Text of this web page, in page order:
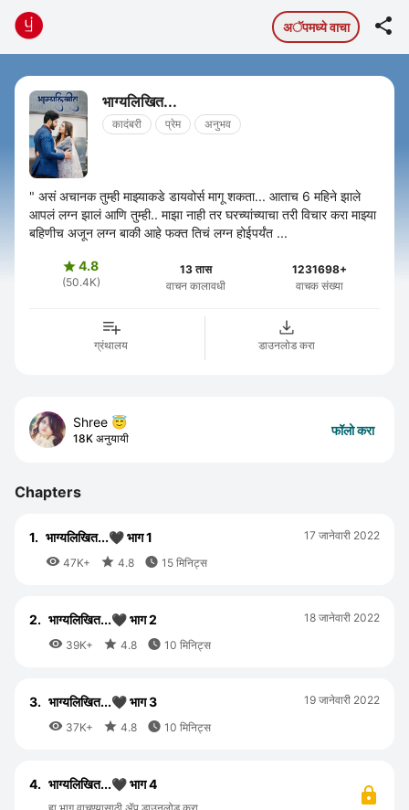
अॅपमध्ये वाचा 
भाग्यलिखित...
कादंबरी प्रेम अनुभव
" असं अचानक तुम्ही माझ्याकडे डायवोर्स मागू शकता... आताच 6 महिने झाले
आपलं लग्न झालं आणि तुम्ही.. माझा नाही तर घरच्यांच्याचा तरी विचार करा माझ्या
बहिणीच अजून लग्न बाकी आहे फक्त तिचं लग्न होईपर्यंत ...
4.8
(50.4K)
13 तास
वाचन कालावधी
1231698+
वाचक संख्या
ग्रंथालय डाउनलोड करा
Shree 😇
18K अनुयायी
फॉलो करा
Chapters
1. भाग्यलिखित...🖤 भाग 1
 47K+  4.8  15 मिनिट्स
17 जानेवारी 2022
2. भाग्यलिखित...🖤 भाग 2
 39K+  4.8  10 मिनिट्स
18 जानेवारी 2022
3. भाग्यलिखित...🖤 भाग 3
 37K+  4.8  10 मिनिट्स
19 जानेवारी 2022
4. भाग्यलिखित...🖤 भाग 4